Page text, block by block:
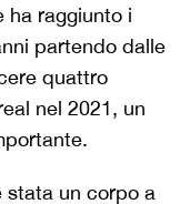
ha raggiunto i
partendo dalle
quattro
nel 2021, un
stata un corpo a